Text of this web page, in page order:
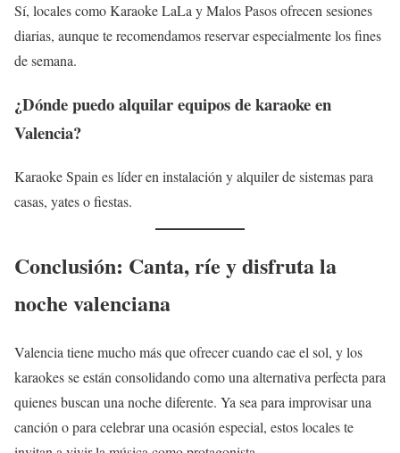
Sí, locales como Karaoke LaLa y Malos Pasos ofrecen sesiones
diarias, aunque te recomendamos reservar especialmente los fines
de semana.
¿Dónde puedo alquilar equipos de karaoke en
Valencia?
Karaoke Spain es líder en instalación y alquiler de sistemas para
casas, yates o fiestas.
Conclusión: Canta, ríe y disfruta la
noche valenciana
Valencia tiene mucho más que ofrecer cuando cae el sol, y los
karaokes se están consolidando como una alternativa perfecta para
quienes buscan una noche diferente. Ya sea para improvisar una
canción o para celebrar una ocasión especial, estos locales te